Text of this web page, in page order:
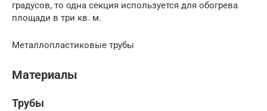
градусов, то одна секция используется для обогрева
площади в три кв. м.
Металлопластиковые трубы
Материалы
Трубы